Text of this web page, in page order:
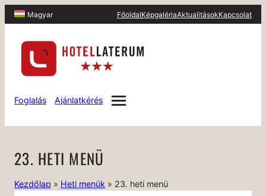
Magyar FőoldalKépgalériaAktualitásokKapcsolat
Foglalás Ajánlatkérés
23. HETI MENÜ
Kezdőlap » Heti menük » 23. heti menü